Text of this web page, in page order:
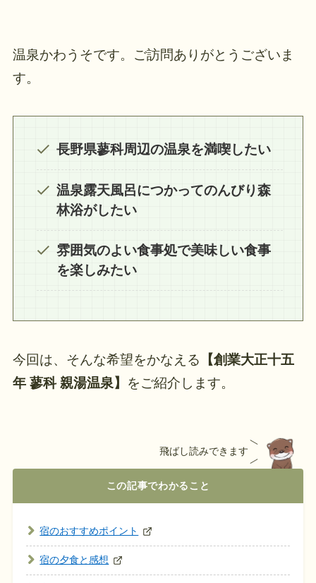
温泉かわうそです。ご訪問ありがとうございま
す。
長野県蓼科周辺の温泉を満喫したい
温泉露天風呂につかってのんびり森
林浴がしたい
雰囲気のよい食事処で美味しい食事
を楽しみたい
今回は、そんな希望をかなえる 【創業大正十五
年 蓼科 親湯温泉】 をご紹介します。
飛ばし読みできます
この記事でわかること
宿のおすすめポイント
宿の夕食と感想